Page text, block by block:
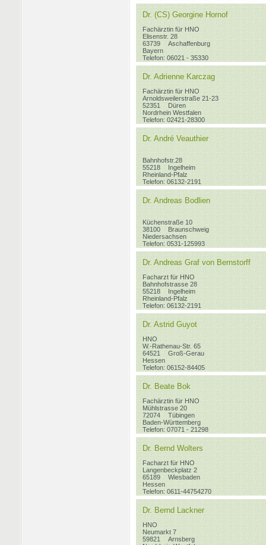
Dr. (CS) Georgine Hornof
Fachärztin für HNO
Elisenstr. 28
63739
Aschaffenburg
Bayern
Telefon: 06021 - 35330
Dr. Adrienne Karczag
Fachärztin für HNO
Arnoldsweilerstraße 21-23
52351
Düren
Nordrhein Westfalen
Telefon: 02421-28300
Dr. André Veauthier
Bahnhofstr.28
55218
Ingelheim
Rheinland-Pfalz
Telefon: 06132-2191
Dr. Andreas Bodlien
Küchenstraße 10
38100
Braunschweig
Niedersachsen
Telefon: 0531-125993
Dr. Andreas Graf von Bernstorff
Facharzt für HNO
Bahnhofstrasse 28
55218
Ingelheim
Rheinland-Pfalz
Telefon: 06132-2191
Dr. Astrid Guyot
HNO
W.-Rathenau-Str. 65
64521
Groß-Gerau
Hessen
Telefon: 06152-84405
Dr. Beate Bok
Fachärztin für HNO
Mühlstrasse 20
72074
Tübingen
Baden-Württemberg
Telefon: 07071 - 21298
Dr. Bernd Wolters
Facharzt für HNO
Langenbeckplatz 2
65189
Wiesbaden
Hessen
Telefon: 0611-44754270
Dr. Bernd Lackner
HNO
Neumarkt 7
59821
Arnsberg